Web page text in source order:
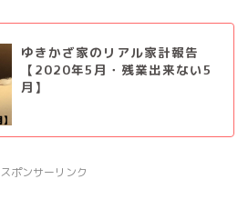
ゆきかざ家のリアル家計報告
【2020年5月・残業出来ない5
月】
スポンサーリンク